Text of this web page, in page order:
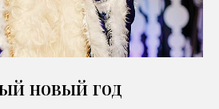
новый год